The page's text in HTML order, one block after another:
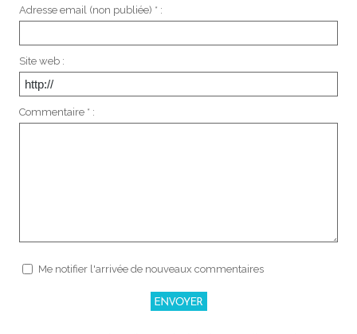
Adresse email (non publiée) * :
Site web :
Commentaire * :
Me notifier l'arrivée de nouveaux commentaires